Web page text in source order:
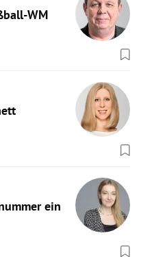
WM
ein